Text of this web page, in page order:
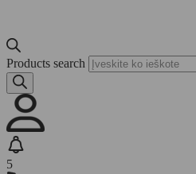
Products search
5